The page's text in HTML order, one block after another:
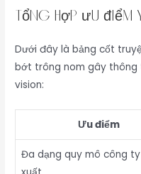
Tổng hợp ưu điểm
Dưới đây là bảng cốt
bớt trông nom gây
vision:
Ưu điểm
Đa dạng quy mô công ty